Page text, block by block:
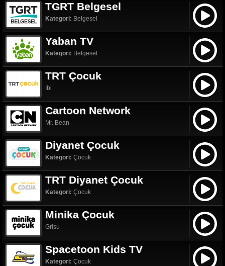
TGRT Belgesel
Kategori: Belgesel
Yaban TV
Kategori: Belgesel
TRT Çocuk
İbi
Cartoon Network
Mr. Bean
Diyanet Çocuk
Kategori: Çocuk
TRT Diyanet Çocuk
Kategori: Çocuk
Minika Çocuk
Grisu
Spacetoon Kids TV
Kategori: Çocuk